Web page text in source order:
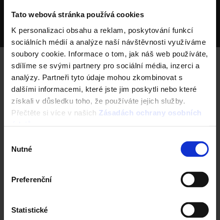
Tato webová stránka používá cookies
K personalizaci obsahu a reklam, poskytování funkcí
sociálních médií a analýze naší návštěvnosti využíváme
soubory cookie. Informace o tom, jak náš web používáte,
sdílíme se svými partnery pro sociální média, inzerci a
analýzy. Partneři tyto údaje mohou zkombinovat s
dalšími informacemi, které jste jim poskytli nebo které
získali v důsledku toho, že používáte jejich služby.
Přečtěte si více v našich Zásadách ochrany osobních
souhlasu
Nutné
Preferenční
Statistické
Největší výrobce keramických střešních krytin v ČR
Deset výrobních závodů v ČR
Porotherm
info@porotherm.cz